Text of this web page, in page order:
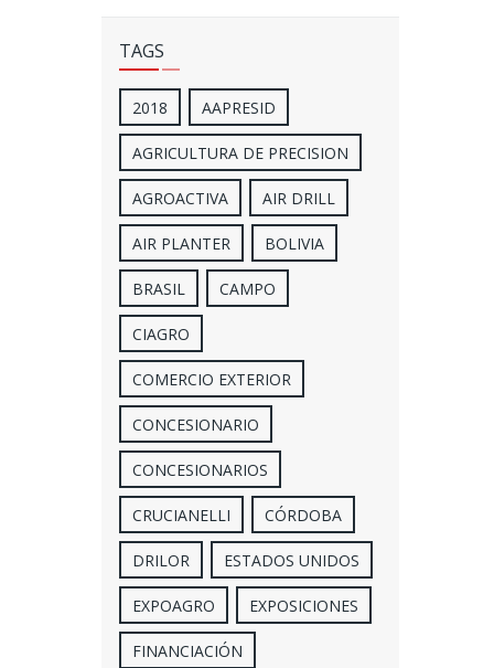
TAGS
2018 AAPRESID
AGRICULTURA DE PRECISION
AGROACTIVA AIR DRILL
AIR PLANTER BOLIVIA
BRASIL CAMPO
CIAGRO
COMERCIO EXTERIOR
CONCESIONARIO
CONCESIONARIOS
CRUCIANELLI CÓRDOBA
DRILOR ESTADOS UNIDOS
EXPOAGRO EXPOSICIONES
FINANCIACIÓN